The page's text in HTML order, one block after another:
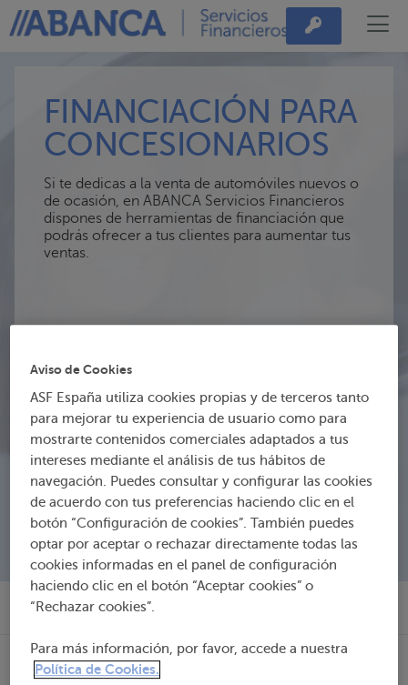
FINANCIACIÓN PARA
CONCESIONARIOS
Si te dedicas a la venta de automóviles nuevos o
de ocasión, en ABANCA Servicios Financieros
dispones de herramientas de financiación que
podrás ofrecer a tus clientes para aumentar tus
ventas.
Aviso de Cookies
ASF España utiliza cookies propias y de terceros tanto
para mejorar tu experiencia de usuario como para
mostrarte contenidos comerciales adaptados a tus
intereses mediante el análisis de tus hábitos de
navegación. Puedes consultar y configurar las cookies
de acuerdo con tus preferencias haciendo clic en el
botón “Configuración de cookies”. También puedes
optar por aceptar o rechazar directamente todas las
cookies informadas en el panel de configuración
haciendo clic en el botón “Aceptar cookies” o
“Rechazar cookies”.
Para más información, por favor, accede a nuestra
Política de Cookies.